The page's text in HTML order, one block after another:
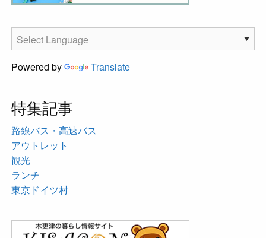
Powered by Translate
特集記事
路線バス・高速バス
アウトレット
観光
ランチ
東京ドイツ村